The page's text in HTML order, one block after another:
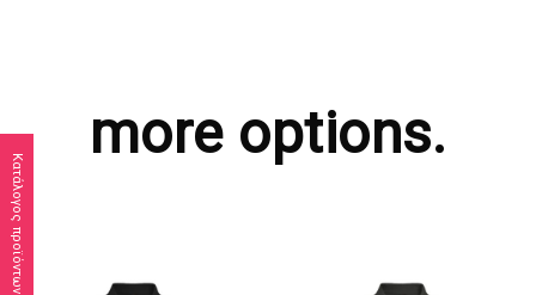
Κατάλογος προϊόντων
more options.